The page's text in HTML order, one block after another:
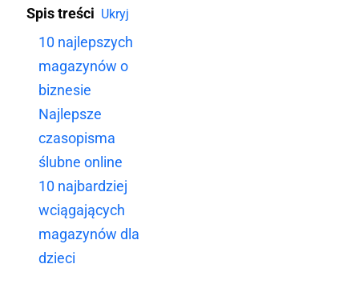
Spis treści Ukryj
10 najlepszych
magazynów o
biznesie
Najlepsze
czasopisma
ślubne online
10 najbardziej
wciągających
magazynów dla
dzieci